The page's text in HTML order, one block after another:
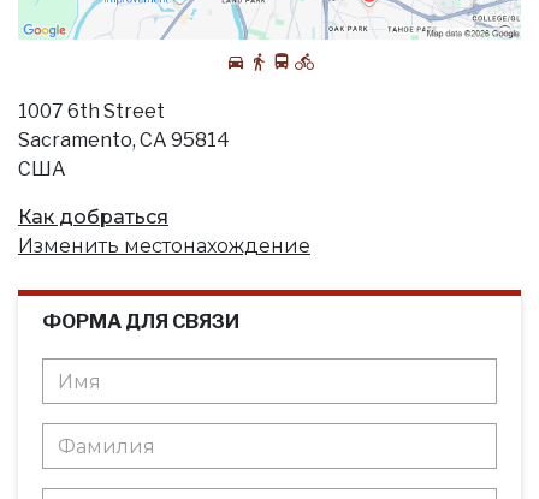
1007 6th Street
Sacramento, CA 95814
США
Как добраться
Изменить местонахождение
ФОРМА ДЛЯ СВЯЗИ